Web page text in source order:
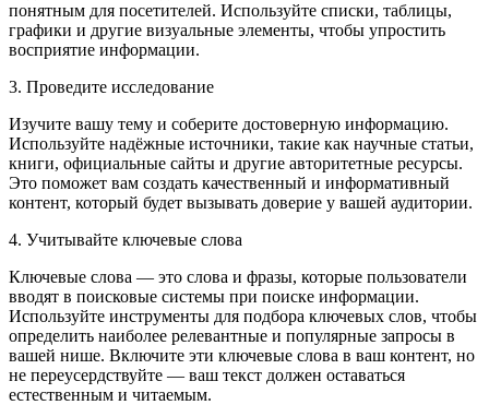
понятным для посетителей. Используйте списки, таблицы,
графики и другие визуальные элементы, чтобы упростить
восприятие информации.
3. Проведите исследование
Изучите вашу тему и соберите достоверную информацию.
Используйте надёжные источники, такие как научные статьи,
книги, официальные сайты и другие авторитетные ресурсы.
Это поможет вам создать качественный и информативный
контент, который будет вызывать доверие у вашей аудитории.
4. Учитывайте ключевые слова
Ключевые слова — это слова и фразы, которые пользователи
вводят в поисковые системы при поиске информации.
Используйте инструменты для подбора ключевых слов, чтобы
определить наиболее релевантные и популярные запросы в
вашей нише. Включите эти ключевые слова в ваш контент, но
не переусердствуйте — ваш текст должен оставаться
естественным и читаемым.